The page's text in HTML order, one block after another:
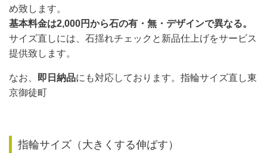
め致します。
基本料金は2,000円から石の有・無・デザインで異なる。
サイズ直しには、石揺れチェックと新品仕上げをサービス
提供致します。
なお、 即日納品にも対応しております。指輪サイズ直し東
京御徒町
指輪サイズ（大きくする伸ばす）